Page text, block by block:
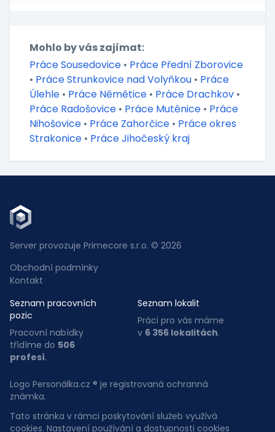
Mohlo by vás zajímat:
Práce Sousedovice • Práce Přední Zborovice
• Práce Strunkovice nad Volyňkou • Práce
Úlehle • Práce Němětice • Práce Drachkov •
Práce Radošovice • Práce Mutěnice • Práce
Nihošovice • Práce Zahorčice • Práce okres
Strakonice • Práce Jihočeský kraj
Server provozuje Primecore s.r.o. © 2026
Obchodní podmínky
Kontakt
Seznam pracovních
pozic
Pracovní nabídky
třídíme do 506
profesí.
Seznam lokalit
Práci pro vás máme
v 6 356 lokalitách.
Logo Personálka.cz ® je registrovaná ochranná
známka.
Tato stránka v rámci poskytování služeb využívá
cookies. Nastavení používání a dostupnosti cookies